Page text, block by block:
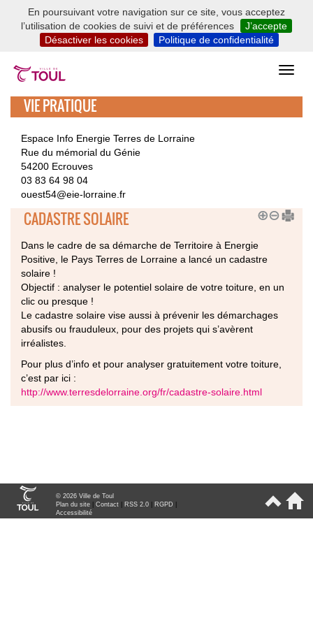
En poursuivant votre navigation sur ce site, vous acceptez
l’utilisation de cookies de suivi et de préférences
J’accepte
Désactiver les cookies
Politique de confidentialité
VIE PRATIQUE
Espace Info Energie Terres de Lorraine
Rue du mémorial du Génie
54200 Ecrouves
03 83 64 98 04
ouest54@eie-lorraine.fr
CADASTRE SOLAIRE
Dans le cadre de sa démarche de Territoire à Energie
Positive, le Pays Terres de Lorraine a lancé un cadastre
solaire !
Objectif : analyser le potentiel solaire de votre toiture, en un
clic ou presque !
Le cadastre solaire vise aussi à prévenir les démarchages
abusifs ou frauduleux, pour des projets qui s’avèrent
irréalistes.
Pour plus d’info et pour analyser gratuitement votre toiture,
c’est par ici :
http://www.terresdelorraine.org/fr/cadastre-solaire.html
© 2026 Ville de Toul
Plan du site
Contact RSS 2.0 RGPD
Accessibilité